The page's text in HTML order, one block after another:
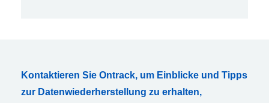
Kontaktieren Sie Ontrack, um Einblicke und Tipps
zur Datenwiederherstellung zu erhalten,